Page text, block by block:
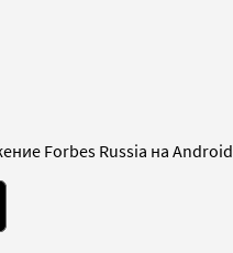
Forbes Russia на Android